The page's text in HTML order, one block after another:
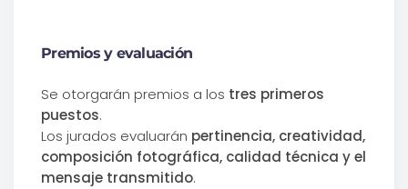
Premios y evaluación
Se otorgarán premios a los tres primeros
puestos.
Los jurados evaluarán pertinencia, creatividad,
composición fotográfica, calidad técnica y el
mensaje transmitido.